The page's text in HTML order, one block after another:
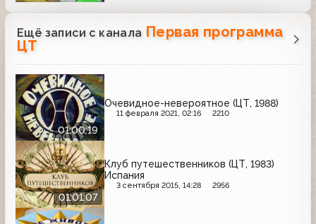
Ещё записи с канала Первая программа
ЦТ
01:00:19
Очевидное-невероятное (ЦТ, 1988)
11 февраля 2021, 02:16 2210
01:01:07
Клуб путешественников (ЦТ, 1983)
Испания
3 сентября 2015, 14:28 2956